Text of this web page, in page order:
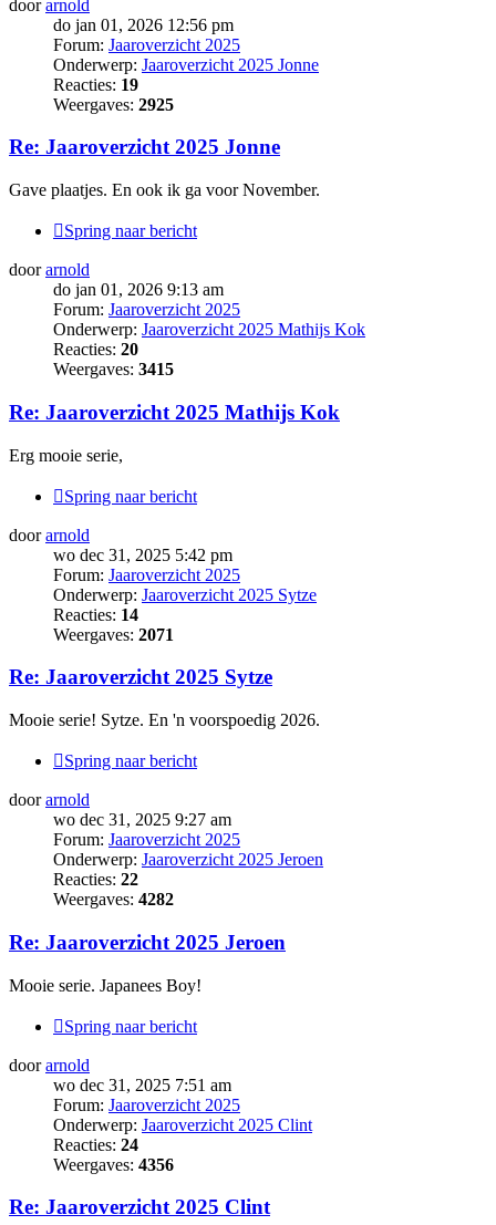
doorarnold
do jan 01, 2026 12:56 pm
Forum: Jaaroverzicht 2025
Onderwerp: Jaaroverzicht 2025 Jonne
Reacties: 19
Weergaves: 2925
Re: Jaaroverzicht 2025 Jonne
Gave plaatjes. En ook ik ga voor November.
Spring naar bericht
doorarnold
do jan 01, 2026 9:13 am
Forum: Jaaroverzicht 2025
Onderwerp: Jaaroverzicht 2025 Mathijs Kok
Reacties: 20
Weergaves: 3415
Re: Jaaroverzicht 2025 Mathijs Kok
Erg mooie serie,
Spring naar bericht
doorarnold
wo dec 31, 2025 5:42 pm
Forum: Jaaroverzicht 2025
Onderwerp: Jaaroverzicht 2025 Sytze
Reacties: 14
Weergaves: 2071
Re: Jaaroverzicht 2025 Sytze
Mooie serie! Sytze. En 'n voorspoedig 2026.
Spring naar bericht
doorarnold
wo dec 31, 2025 9:27 am
Forum: Jaaroverzicht 2025
Onderwerp: Jaaroverzicht 2025 Jeroen
Reacties: 22
Weergaves: 4282
Re: Jaaroverzicht 2025 Jeroen
Mooie serie. Japanees Boy!
Spring naar bericht
doorarnold
wo dec 31, 2025 7:51 am
Forum: Jaaroverzicht 2025
Onderwerp: Jaaroverzicht 2025 Clint
Reacties: 24
Weergaves: 4356
Re: Jaaroverzicht 2025 Clint